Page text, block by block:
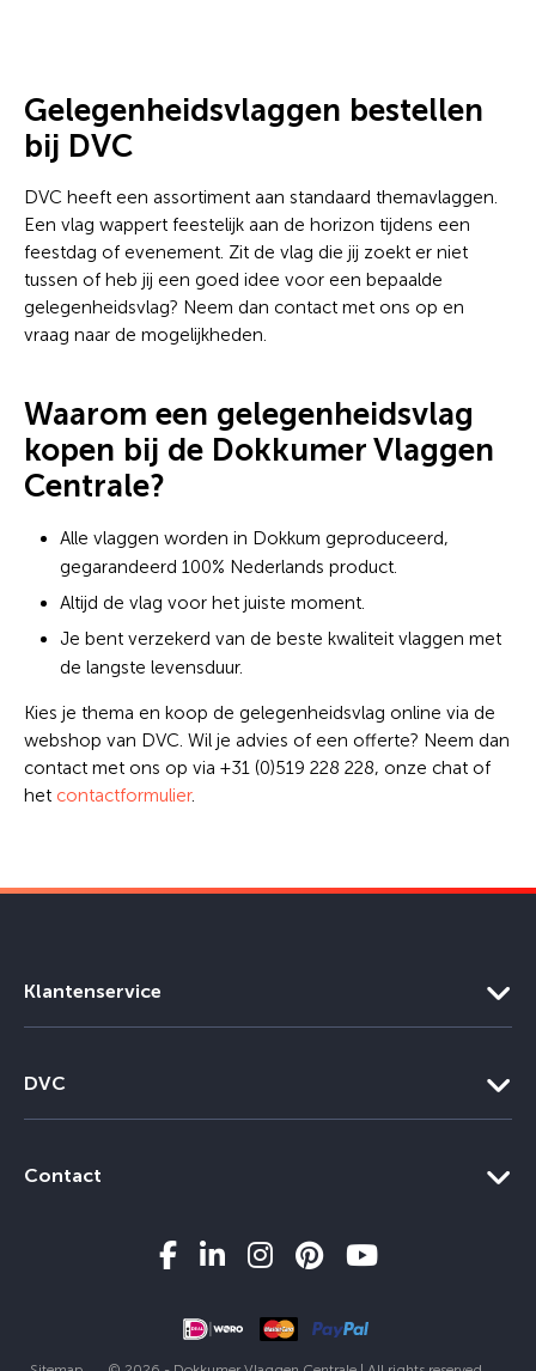
Gelegenheidsvlaggen bestellen
bij DVC
DVC heeft een assortiment aan standaard themavlaggen.
Een vlag wappert feestelijk aan de horizon tijdens een
feestdag of evenement. Zit de vlag die jij zoekt er niet
tussen of heb jij een goed idee voor een bepaalde
gelegenheidsvlag? Neem dan contact met ons op en
vraag naar de mogelijkheden.
Waarom een gelegenheidsvlag
kopen bij de Dokkumer Vlaggen
Centrale?
Alle vlaggen worden in Dokkum geproduceerd,
gegarandeerd 100% Nederlands product.
Altijd de vlag voor het juiste moment.
Je bent verzekerd van de beste kwaliteit vlaggen met
de langste levensduur.
Kies je thema en koop de gelegenheidsvlag online via de
webshop van DVC. Wil je advies of een offerte? Neem dan
contact met ons op via +31 (0)519 228 228, onze chat of
het contactformulier.
Klantenservice
DVC
Contact